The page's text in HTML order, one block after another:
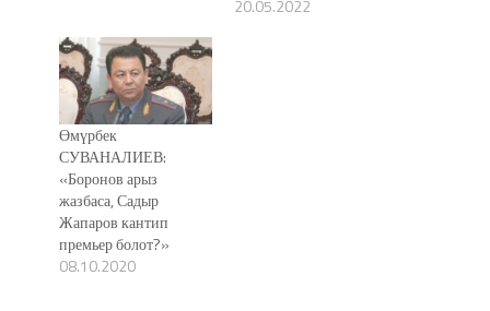
20.05.2022
Өмүрбек
СУВАНАЛИЕВ:
«Боронов арыз
жазбаса, Садыр
Жапаров кантип
премьер болот?»
08.10.2020